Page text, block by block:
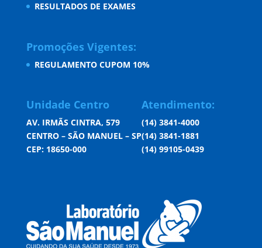
RESULTADOS DE EXAMES
Promoções Vigentes:
REGULAMENTO CUPOM 10%
Unidade Centro
AV. IRMÃS CINTRA, 579
CENTRO – SÃO MANUEL – SP
CEP: 18650-000
Atendimento:
(14) 3841-4000
(14) 3841-1881
(14) 99105-0439